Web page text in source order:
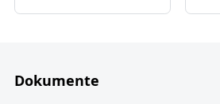
Dokumente